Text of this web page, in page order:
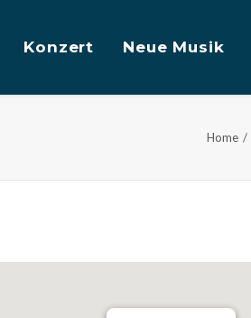
Konzert Neue Musik
Home